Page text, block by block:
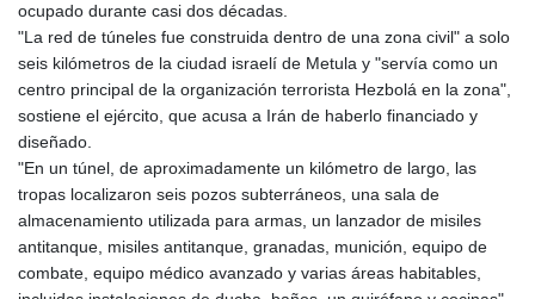
ocupado durante casi dos décadas.
"La red de túneles fue construida dentro de una zona civil" a solo
seis kilómetros de la ciudad israelí de Metula y "servía como un
centro principal de la organización terrorista Hezbolá en la zona",
sostiene el ejército, que acusa a Irán de haberlo financiado y
diseñado.
"En un túnel, de aproximadamente un kilómetro de largo, las
tropas localizaron seis pozos subterráneos, una sala de
almacenamiento utilizada para armas, un lanzador de misiles
antitanque, misiles antitanque, granadas, munición, equipo de
combate, equipo médico avanzado y varias áreas habitables,